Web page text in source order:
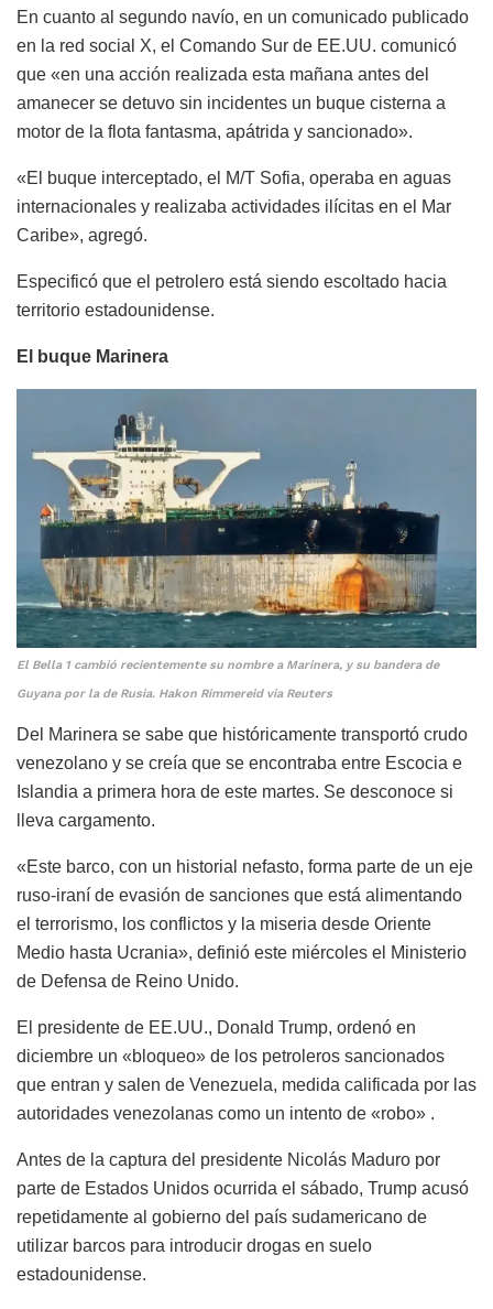
En cuanto al segundo navío, en un comunicado publicado
en la red social X, el Comando Sur de EE.UU. comunicó
que «en una acción realizada esta mañana antes del
amanecer se detuvo sin incidentes un buque cisterna a
motor de la flota fantasma, apátrida y sancionado».
«El buque interceptado, el M/T Sofia, operaba en aguas
internacionales y realizaba actividades ilícitas en el Mar
Caribe», agregó.
Especificó que el petrolero está siendo escoltado hacia
territorio estadounidense.
El buque Marinera
El Bella 1 cambió recientemente su nombre a Marinera, y su bandera de
Guyana por la de Rusia. Hakon Rimmereid via Reuters
Del Marinera se sabe que históricamente transportó crudo
venezolano y se creía que se encontraba entre Escocia e
Islandia a primera hora de este martes. Se desconoce si
lleva cargamento.
«Este barco, con un historial nefasto, forma parte de un eje
ruso-iraní de evasión de sanciones que está alimentando
el terrorismo, los conflictos y la miseria desde Oriente
Medio hasta Ucrania», definió este miércoles el Ministerio
de Defensa de Reino Unido.
El presidente de EE.UU., Donald Trump, ordenó en
diciembre un «bloqueo» de los petroleros sancionados
que entran y salen de Venezuela, medida calificada por las
autoridades venezolanas como un intento de «robo» .
Antes de la captura del presidente Nicolás Maduro por
parte de Estados Unidos ocurrida el sábado, Trump acusó
repetidamente al gobierno del país sudamericano de
utilizar barcos para introducir drogas en suelo
estadounidense.